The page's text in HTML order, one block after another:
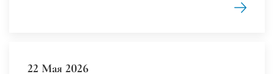
22 Мая 2026